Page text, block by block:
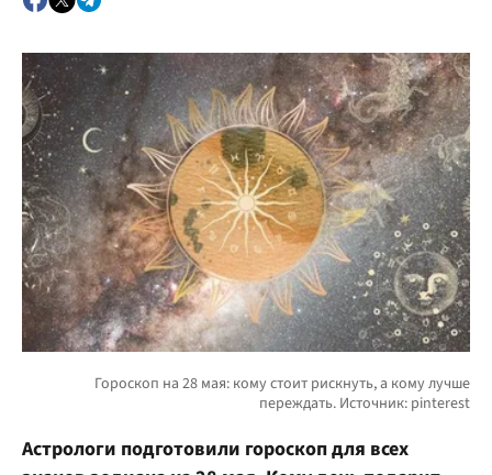
Астрологи подготовили гороскоп для всех